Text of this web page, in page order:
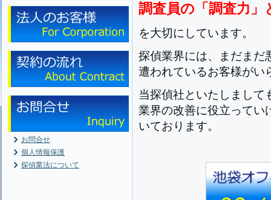
お問合せ
個人情報保護
探偵業法について
調査員の「調査力」
を大切にしています。
探偵業界には、まだまだ
遭われているお客様がい
当探偵社といたしまして
業界の改善に役立ってい
いております。